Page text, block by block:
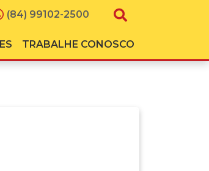
(84) 99102-2500
TRABALHE CONOSCO